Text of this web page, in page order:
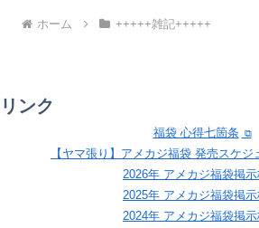
ホーム +++++雑記+++++
リンク
福袋 心得七箇条
【ヤマ張り】アメカジ福袋 発売スケ
2026年 アメカジ福袋掲示
2025年 アメカジ福袋掲示
2024年 アメカジ福袋掲示